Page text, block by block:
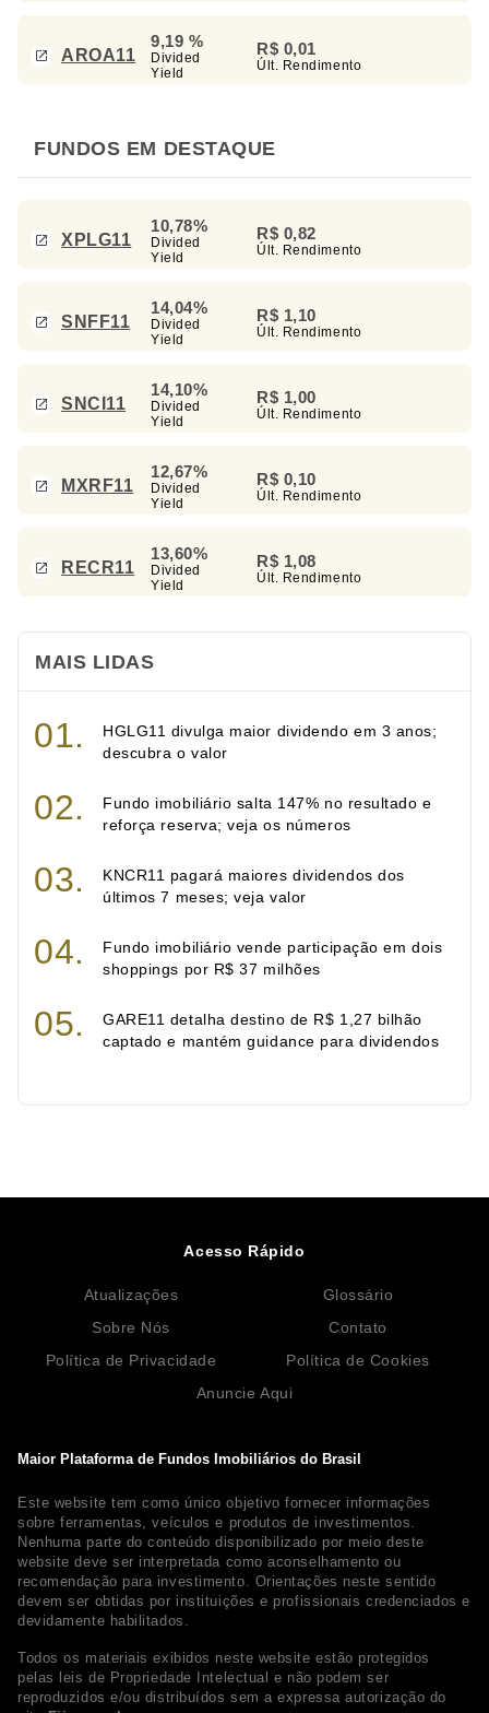
AROA11
9,19 %
Divided
Yield
R$ 0,01
Últ. Rendimento
FUNDOS EM DESTAQUE
XPLG11
10,78%
Divided
Yield
R$ 0,82
Últ. Rendimento
SNFF11
14,04%
Divided
Yield
R$ 1,10
Últ. Rendimento
SNCI11
14,10%
Divided
Yield
R$ 1,00
Últ. Rendimento
MXRF11
12,67%
Divided
Yield
R$ 0,10
Últ. Rendimento
RECR11
13,60%
Divided
Yield
R$ 1,08
Últ. Rendimento
MAIS LIDAS
HGLG11 divulga maior dividendo em 3 anos;
descubra o valor
Fundo imobiliário salta 147% no resultado e
reforça reserva; veja os números
KNCR11 pagará maiores dividendos dos
últimos 7 meses; veja valor
Fundo imobiliário vende participação em dois
shoppings por R$ 37 milhões
GARE11 detalha destino de R$ 1,27 bilhão
captado e mantém guidance para dividendos
Maior Plataforma de Fundos Imobiliários do Brasil
Este website tem como único objetivo fornecer informações
sobre ferramentas, veículos e produtos de investimentos.
Nenhuma parte do conteúdo disponibilizado por meio deste
website deve ser interpretada como aconselhamento ou
recomendação para investimento. Orientações neste sentido
devem ser obtidas por instituições e profissionais credenciados e
devidamente habilitados.
Todos os materiais exibidos neste website estão protegidos
pelas leis de Propriedade Intelectual e não podem ser
reproduzidos e/ou distribuídos sem a expressa autorização do
Acesso Rápido
Atualizações
Glossário
Sobre Nós
Contato
Política de Privacidade
Política de Cookies
Anuncie Aqui